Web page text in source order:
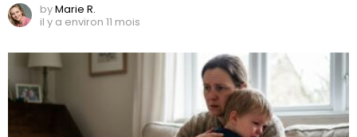
byMarie R.
il y a environ 11 mois